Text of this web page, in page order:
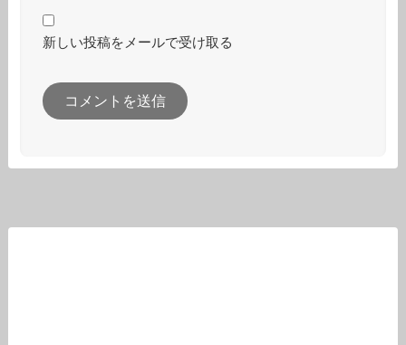
新しい投稿をメールで受け取る